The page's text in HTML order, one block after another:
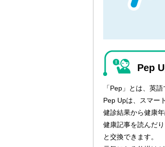
Pep
「Pep」とは、英
Pep Upは、スマー
健診結果から健康
健康記事を読んだ
と交換できます。